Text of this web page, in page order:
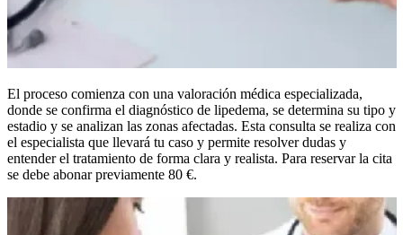
El proceso comienza con una valoración médica especializada,
donde se confirma el diagnóstico de lipedema, se determina su tipo y
estadio y se analizan las zonas afectadas. Esta consulta se realiza con
el especialista que llevará tu caso y permite resolver dudas y
entender el tratamiento de forma clara y realista. Para reservar la cita
se debe abonar previamente 80 €.